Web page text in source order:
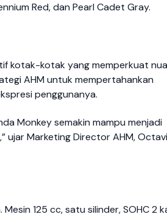
Red, dan Pearl Cadet Gray.
kotak-kotak yang memperkuat
AHM untuk mempertahankan
penggunanya.
Monkey semakin mampu menjadi
ujar Marketing Director AHM,
125 cc, satu silinder, SOHC 2